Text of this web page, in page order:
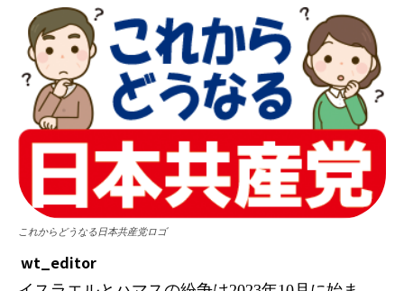
これからどうなる日本共産党ロゴ
wt_editor